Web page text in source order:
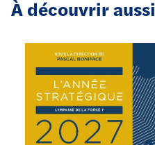
À découvrir aussi